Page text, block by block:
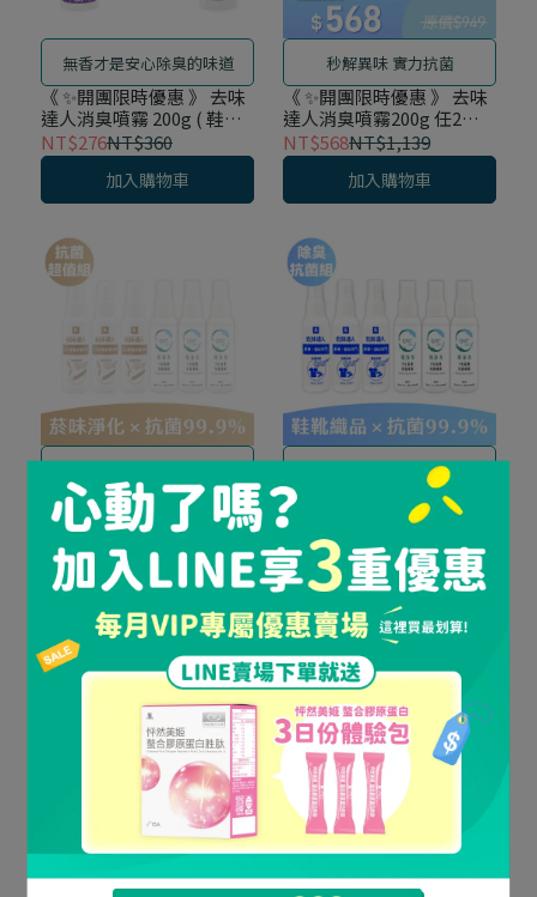
無香才是安心除臭的味道
《 ✨開團限時優惠 》 去味
達人消臭噴霧 200g ( 鞋靴
織品、冰箱廚房、車用抗
菌、煙味淨化 )
NT$276NT$360
加入購物車
秒解異味 實力抗菌
《 ✨開團限時優惠 》 去味
達人消臭噴霧200g 任2入
送1 小 ( 贈品隨機 )
NT$568NT$1,139
加入購物車
《✨ 開團限時優惠 》 去味
達人 EX超強菸味淨化 60g
x3 + QAS⁺ Lite 純淨力 7天
長效抗菌噴霧 60ml x 3
NT$756 NT$1,014
已售完
深入纖維真正分解異味
《✨ 開團限時優惠 》 去味
達人鞋靴織品專門 60g x3 +
QAS⁺ Lite 純淨力 7天長效
抗菌噴霧 60ml x 3
NT$666 NT$1,014
加入購物車
2倍超濃縮 有效根除菸味 安心出遊 隨時抗菌